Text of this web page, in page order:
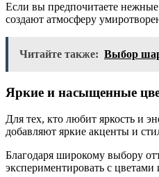
Если вы предпочитаете
создают атмосферу
Читайте также: Выбор
Яркие и насыщенные
Для тех, кто любит яркость и
добавляют яркие акценты и
Благодаря широкому выбору
экспериментировать с